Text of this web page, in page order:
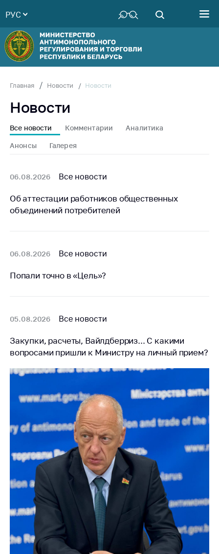
Руководство
Структура
Министерства
Территориальные
Законодательство
Антикоррупционная
деятельность
совет
Соискателям
Награждения
товарная биржа
жизнь
Официальные
геральдические
символы
Ценовая политика
Антимонопольное
регулирование и
конкуренция
Торговля и услуги
Регулирование и
контроль закупок
Защита прав
потребителей
Регулирование
рекламной
деятельности
РУС
Главная Новости Новости
Новости
Все новости Комментарии Аналитика
Анонсы Галерея
06.08.2026 Все новости
Об аттестации работников общественных
объединений потребителей
06.08.2026 Все новости
Попали точно в «Цель»?
05.08.2026 Все новости
Закупки, расчеты, Вайлдберриз... С какими
вопросами пришли к Министру на личный прием?